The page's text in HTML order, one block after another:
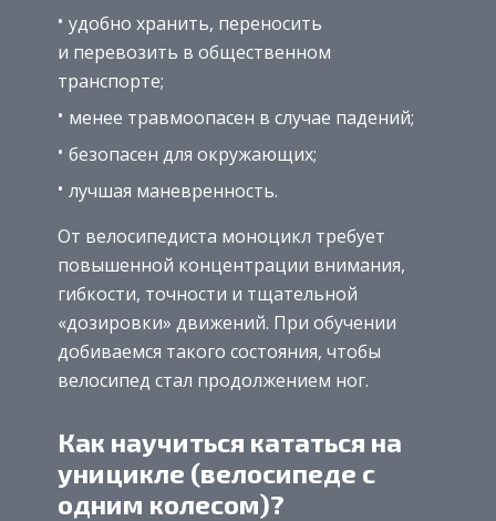
удобно хранить, переносить
и перевозить в общественном
транспорте;
менее травмоопасен в случае падений;
безопасен для окружающих;
лучшая маневренность.
От велосипедиста моноцикл требует
повышенной концентрации внимания,
гибкости, точности и тщательной
«дозировки» движений. При обучении
добиваемся такого состояния, чтобы
велосипед стал продолжением ног.
Как научиться кататься на
уницикле (велосипеде с
одним колесом)?